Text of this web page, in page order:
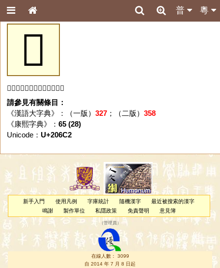
粵
普
𠛂
「𠛂」字未收錄於本資料庫。
請參見有關條目：
《漢語大字典》：（一版） 327；（二版） 358
《康熙字典》： 65 (28)
Unicode： U+206C2
新手入門 使用凡例 字庫統計 隨機漢字
最近被搜索的漢字
鳴謝
製作單位 私隱政策 免責聲明 意見簿
（管理員 ）
在線人數： 3099
自 2014 年 7 月 8 日起